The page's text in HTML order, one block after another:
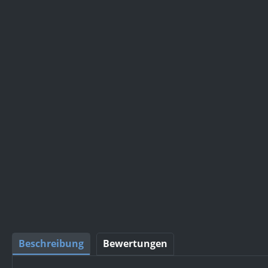
Beschreibung Bewertungen